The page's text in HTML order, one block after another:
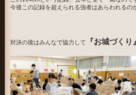
今後この記録を超えられる強者はあらわれるの
対決の後はみんなで協力して 『お城づくり』